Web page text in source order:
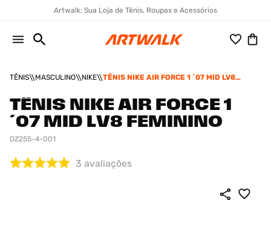
Artwalk: Sua Loja de Tênis, Roupas e Acessórios
TÊNIS MASCULINO NIKE
TÊNIS NIKE AIR FORCE 1 ´07 MID LV8
TÊNIS NIKE AIR FORCE 1
´07 MID LV8 FEMININO
DZ255-4-001
3 avaliações